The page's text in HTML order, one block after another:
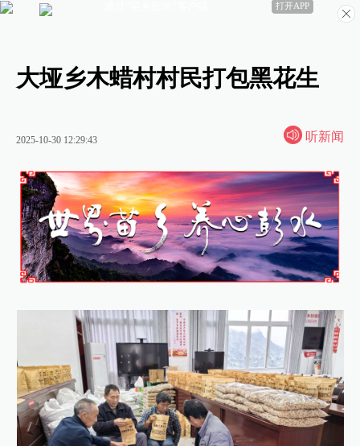
大垭乡木蜡村村民打包黑花生
2025-10-30 12:29:43 听新闻
打开APP